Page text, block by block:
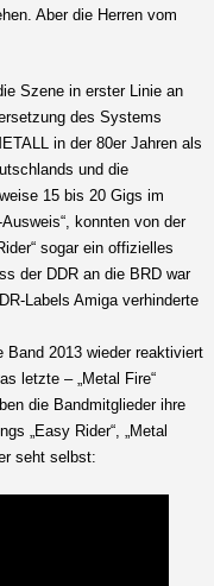
Aber die Herren vom
Szene in erster Linie an
des Systems
in der 80er Jahren als
und die
15 bis 20 Gigs im
konnten von der
sogar ein offizielles
der DDR an die BRD war
Labels Amiga verhinderte
Band 2013 wieder reaktiviert
letzte – „Metal Fire“
die Bandmitglieder ihre
„Easy Rider“, „Metal
seht selbst: